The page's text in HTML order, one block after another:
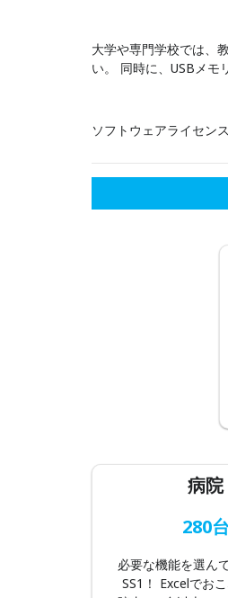
大学や専門学校では、
い。 同時に、USBメモ
ソフトウェアライセン
病院
280台
必要な機能を選ん
SS1！ Excelでお